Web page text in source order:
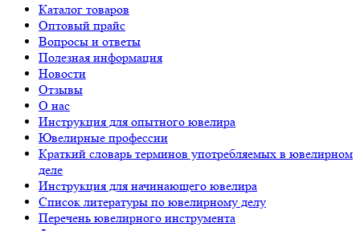
Каталог товаров
Оптовый прайс
Вопросы и ответы
Полезная информация
Новости
Отзывы
О нас
Инструкция для опытного ювелира
Ювелирные профессии
Краткий словарь терминов употребляемых в ювелирном
деле
Инструкция для начинающего ювелира
Список литературы по ювелирному делу
Перечень ювелирного инструмента